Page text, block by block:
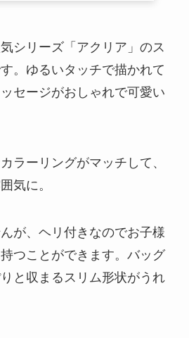
シリーズ「アクリア」のス
。ゆるいタッチで描かれて
セージがおしゃれで可愛い
ラーリングがマッチして、
気に。
が、ヘリ付きなのでお子様
つことができます。バッグ
と収まるスリム形状がうれ